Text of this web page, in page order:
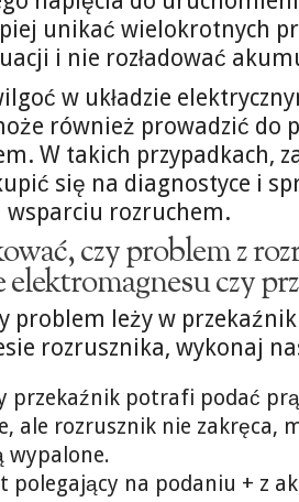
unikać wielokrotnych
i nie rozładować
w układzie
również prowadzić do
W takich przypadkach,
się na diagnostyce i
rozruchem.
czy problem z
elektromagnesu czy
problem leży w przekaźniku
rozrusznika, wykonaj
przekaźnik potrafi podać
ale rozrusznik nie zakręca,
wypalone.
polegający na podaniu + z